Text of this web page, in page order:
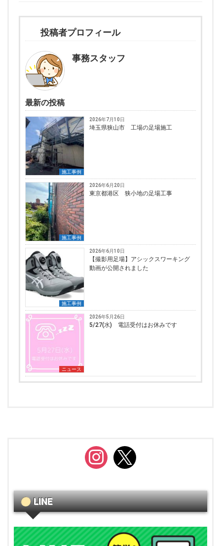
投稿者プロフィール
事務スタッフ
最新の投稿
施工事例
2026年7月10日
埼玉県狭山市 工場の足場施工
施工事例
2026年6月20日
東京都港区 狭小地の足場工事
施工事例
2026年6月10日
【撮影用足場】アシックスワーキング
動画が公開されました
ニュース
2026年5月26日
5/27(水) 電話受付はお休みです
instagram
x
LINE